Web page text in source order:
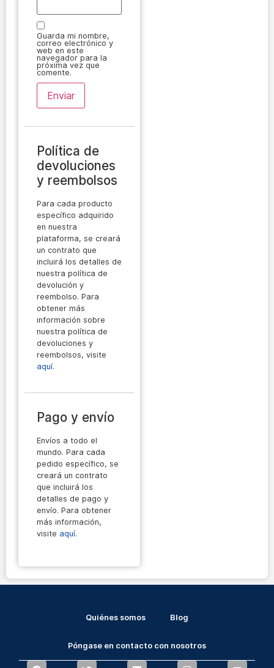
Guarda mi nombre,
correo electrónico y
web en este
navegador para la
próxima vez que
comente.
Política de
devoluciones
y reembolsos
Para cada producto
específico adquirido
en nuestra
plataforma, se creará
un contrato que
incluirá los detalles de
nuestra política de
devolución y
reembolso. Para
obtener más
información sobre
nuestra política de
devoluciones y
reembolsos, visite
aquí.
Pago y envío
Envíos a todo el
mundo. Para cada
pedido específico, se
creará un contrato
que incluirá los
detalles de pago y
envío. Para obtener
más información,
visite aquí.
Quiénes somos Blog
Póngase en contacto con nosotros